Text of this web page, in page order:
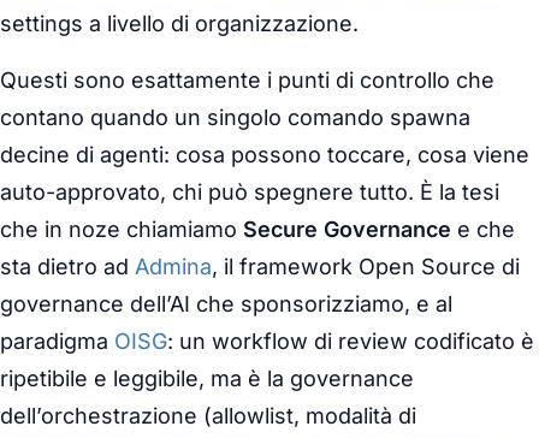
settings a livello di organizzazione.
Questi sono esattamente i punti di controllo che
contano quando un singolo comando spawna
decine di agenti: cosa possono toccare, cosa viene
auto-approvato, chi può spegnere tutto. È la tesi
che in noze chiamiamo Secure Governance e che
sta dietro ad Admina, il framework Open Source di
governance dell’AI che sponsorizziamo, e al
paradigma OISG: un workflow di review codificato è
ripetibile e leggibile, ma è la governance
dell’orchestrazione (allowlist, modalità di